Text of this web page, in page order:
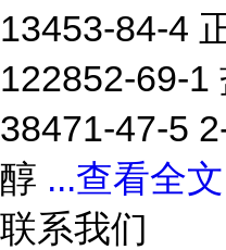
13453-84-4
122852-69-1
38471-47-5
醇 ...查看全
联系我们